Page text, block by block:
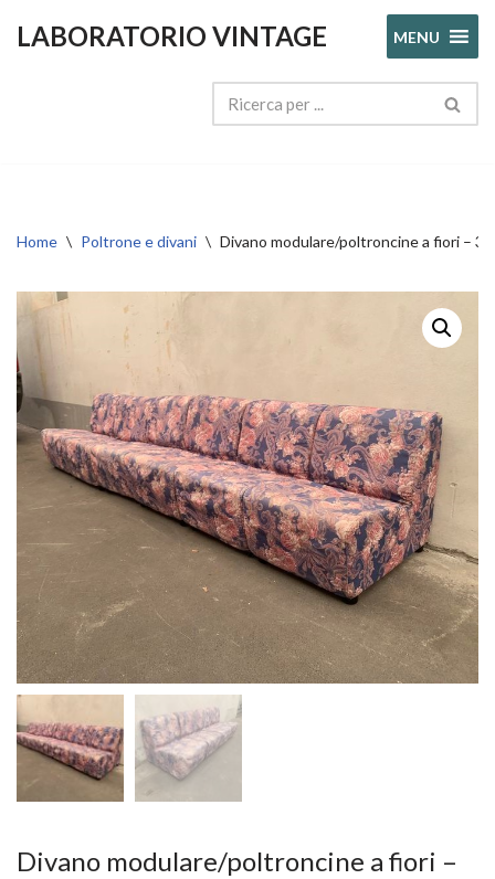
LABORATORIO VINTAGE MENU
Home \ Poltrone e divani \ Divano modulare/poltroncine a fiori – 30
Divano modulare/poltroncine a fiori –